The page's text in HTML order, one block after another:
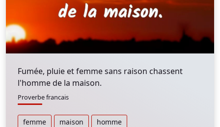
Fumée, pluie et femme sans raison chassent
l'homme de la maison.
Proverbe francais
femme maison homme